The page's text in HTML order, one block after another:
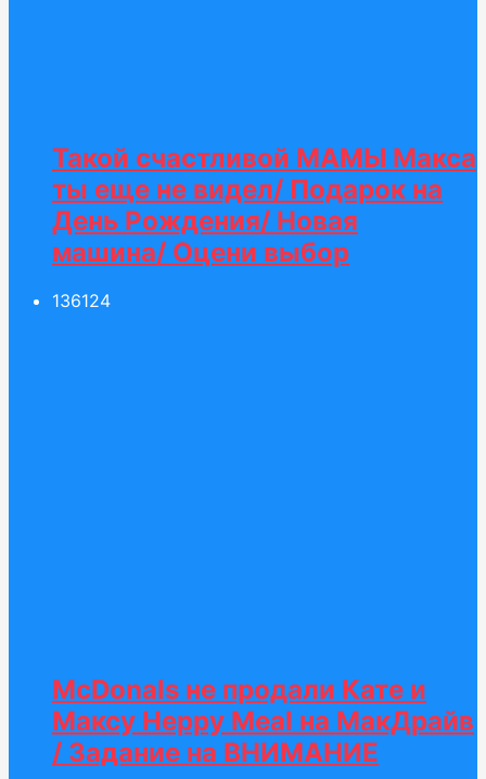
Такой счастливой МАМЫ Макса
ты еще не видел/ Подарок на
День Рождения/ Новая
машина/ Оцени выбор
136124
McDonals не продали Кате и
Максу Heppy Meal на МакДрайв
/ Задание на ВНИМАНИЕ